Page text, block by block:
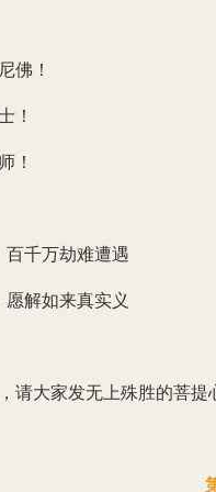
佛！
！
！
千万劫难遭遇
解如来真实义
请大家发无上殊胜的菩提